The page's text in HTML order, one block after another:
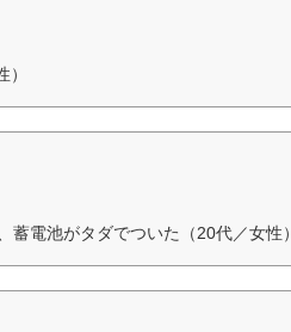
電池がタダでついた（20代／女性）